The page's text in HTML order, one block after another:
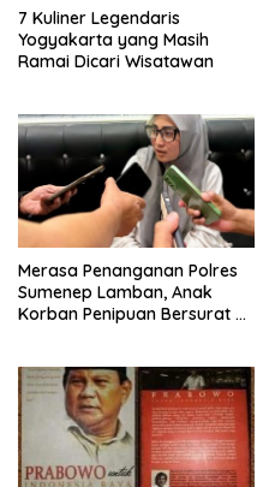
7 Kuliner Legendaris
Yogyakarta yang Masih
Ramai Dicari Wisatawan
Merasa Penanganan Polres
Sumenep Lamban, Anak
Korban Penipuan Bersurat ke